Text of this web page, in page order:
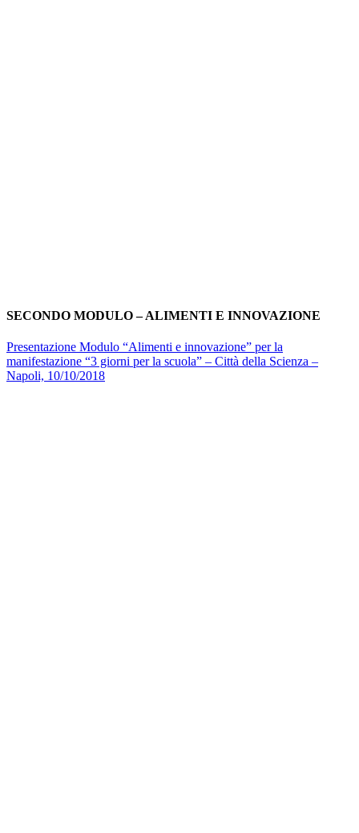
SECONDO MODULO – ALIMENTI E INNOVAZIONE
Presentazione Modulo “Alimenti e innovazione” per la
manifestazione “3 giorni per la scuola” – Città della Scienza –
Napoli, 10/10/2018